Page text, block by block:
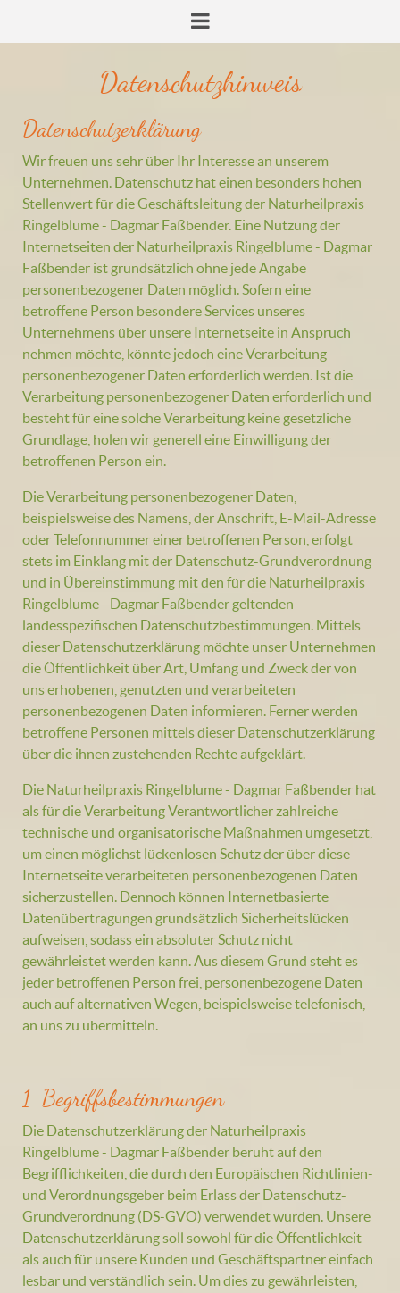
Datenschutzhinweis
Datenschutzerklärung
Wir freuen uns sehr über Ihr Interesse an unserem
Unternehmen. Datenschutz hat einen besonders hohen
Stellenwert für die Geschäftsleitung der Naturheilpraxis
Ringelblume - Dagmar Faßbender. Eine Nutzung der
Internetseiten der Naturheilpraxis Ringelblume - Dagmar
Faßbender ist grundsätzlich ohne jede Angabe
personenbezogener Daten möglich. Sofern eine
betroffene Person besondere Services unseres
Unternehmens über unsere Internetseite in Anspruch
nehmen möchte, könnte jedoch eine Verarbeitung
personenbezogener Daten erforderlich werden. Ist die
Verarbeitung personenbezogener Daten erforderlich und
besteht für eine solche Verarbeitung keine gesetzliche
Grundlage, holen wir generell eine Einwilligung der
betroffenen Person ein.
Die Verarbeitung personenbezogener Daten,
beispielsweise des Namens, der Anschrift, E-Mail-Adresse
oder Telefonnummer einer betroffenen Person, erfolgt
stets im Einklang mit der Datenschutz-Grundverordnung
und in Übereinstimmung mit den für die Naturheilpraxis
Ringelblume - Dagmar Faßbender geltenden
landesspezifischen Datenschutzbestimmungen. Mittels
dieser Datenschutzerklärung möchte unser Unternehmen
die Öffentlichkeit über Art, Umfang und Zweck der von
uns erhobenen, genutzten und verarbeiteten
personenbezogenen Daten informieren. Ferner werden
betroffene Personen mittels dieser Datenschutzerklärung
über die ihnen zustehenden Rechte aufgeklärt.
Die Naturheilpraxis Ringelblume - Dagmar Faßbender hat
als für die Verarbeitung Verantwortlicher zahlreiche
technische und organisatorische Maßnahmen umgesetzt,
um einen möglichst lückenlosen Schutz der über diese
Internetseite verarbeiteten personenbezogenen Daten
sicherzustellen. Dennoch können Internetbasierte
Datenübertragungen grundsätzlich Sicherheitslücken
aufweisen, sodass ein absoluter Schutz nicht
gewährleistet werden kann. Aus diesem Grund steht es
jeder betroffenen Person frei, personenbezogene Daten
auch auf alternativen Wegen, beispielsweise telefonisch,
an uns zu übermitteln.
1. Begriffsbestimmungen
Die Datenschutzerklärung der Naturheilpraxis
Ringelblume - Dagmar Faßbender beruht auf den
Begrifflichkeiten, die durch den Europäischen Richtlinien-
und Verordnungsgeber beim Erlass der Datenschutz-
Grundverordnung (DS-GVO) verwendet wurden. Unsere
Datenschutzerklärung soll sowohl für die Öffentlichkeit
als auch für unsere Kunden und Geschäftspartner einfach
lesbar und verständlich sein. Um dies zu gewährleisten,